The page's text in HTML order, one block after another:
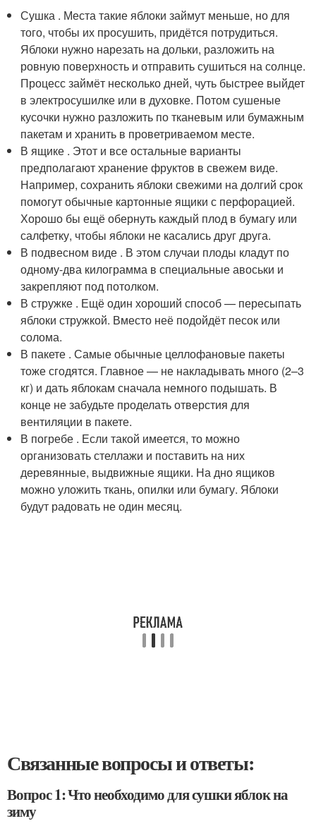
Сушка . Места такие яблоки займут меньше, но для
того, чтобы их просушить, придётся потрудиться.
Яблоки нужно нарезать на дольки, разложить на
ровную поверхность и отправить сушиться на солнце.
Процесс займёт несколько дней, чуть быстрее выйдет
в электросушилке или в духовке. Потом сушеные
кусочки нужно разложить по тканевым или бумажным
пакетам и хранить в проветриваемом месте.
В ящике . Этот и все остальные варианты
предполагают хранение фруктов в свежем виде.
Например, сохранить яблоки свежими на долгий срок
помогут обычные картонные ящики с перфорацией.
Хорошо бы ещё обернуть каждый плод в бумагу или
салфетку, чтобы яблоки не касались друг друга.
В подвесном виде . В этом случаи плоды кладут по
одному-два килограмма в специальные авоськи и
закрепляют под потолком.
В стружке . Ещё один хороший способ — пересыпать
яблоки стружкой. Вместо неё подойдёт песок или
солома.
В пакете . Самые обычные целлофановые пакеты
тоже сгодятся. Главное — не накладывать много (2–3
кг) и дать яблокам сначала немного подышать. В
конце не забудьте проделать отверстия для
вентиляции в пакете.
В погребе . Если такой имеется, то можно
организовать стеллажи и поставить на них
деревянные, выдвижные ящики. На дно ящиков
можно уложить ткань, опилки или бумагу. Яблоки
будут радовать не один месяц.
Связанные вопросы и ответы:
Вопрос 1: Что необходимо для сушки яблок на
зиму